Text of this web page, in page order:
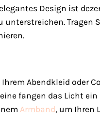
Design ist
Tragen
Ihrem Abendkleid oder
fangen das Licht
Armband, um Ihren